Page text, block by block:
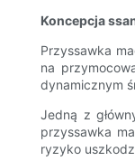
Koncepcja
Przyssawka
na
dynamicznym
Jedną z
przyssawka
ryzyko